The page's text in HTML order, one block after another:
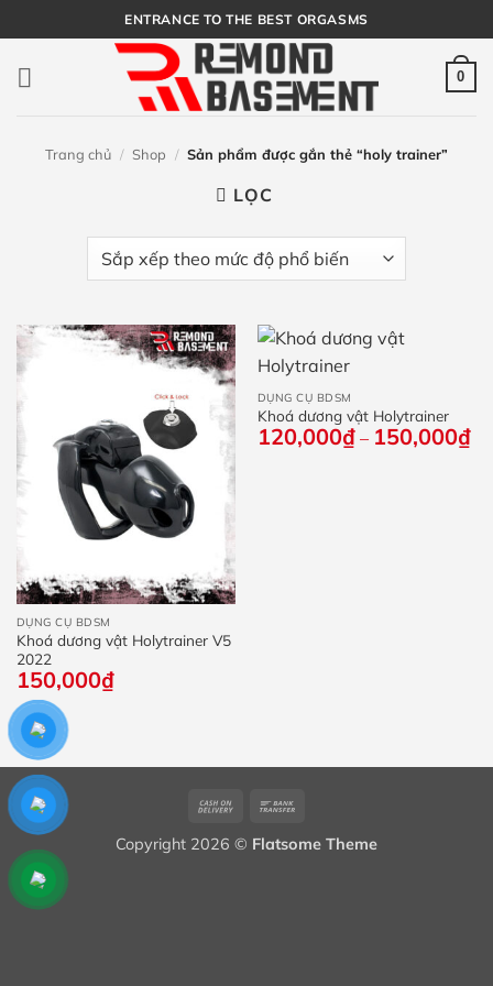
qua
nội
dung
ENTRANCE TO THE BEST ORGASMS
0
Trang chủ / Shop / Sản phẩm được gắn thẻ “holy trainer”
LỌC
DỤNG CỤ BDSM
Khoá dương vật Holytrainer V5
2022
150,000₫
DỤNG CỤ BDSM
Khoá dương vật Holytrainer
120,000₫ – 150,000₫
Cash
Delivery
Copyright 2026 © Flatsome Theme